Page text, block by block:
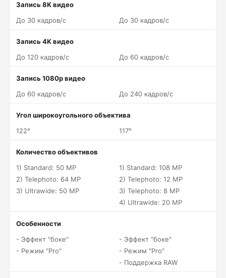
Запись 8K видео
До 30 кадров/c
До 30 кадров/c
Запись 4K видео
До 120 кадров/c
До 60 кадров/c
Запись 1080p видео
До 60 кадров/c
До 240 кадров/c
Угол широкоугольного объектива
122°
117°
Количество объективов
1) Standard: 50 MP
2) Telephoto: 64 MP
3) Ultrawide: 50 MP
1) Standard: 108 MP
2) Telephoto: 12 MP
3) Telephoto: 8 MP
4) Ultrawide: 20 MP
Особенности
- Эффект "боке"
- Режим "Pro"
- Эффект "боке"
- Режим "Pro"
- Поддержка RAW